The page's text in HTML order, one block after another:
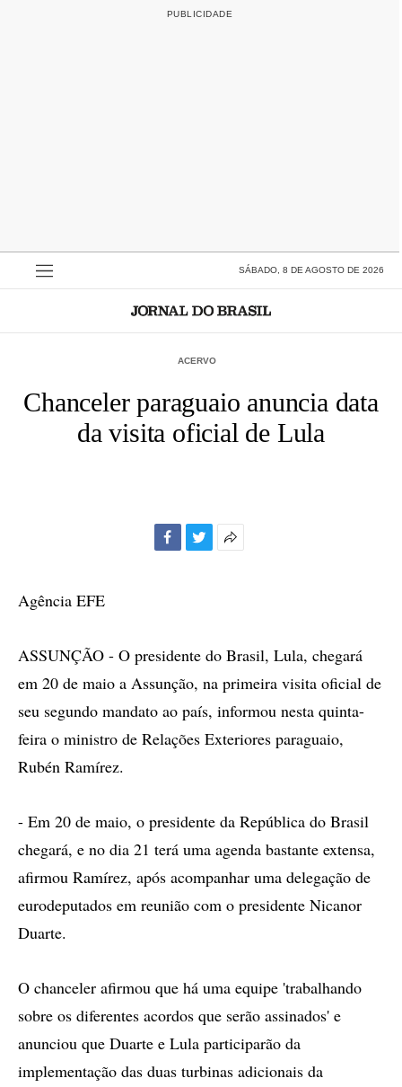
SÁBADO, 8 DE AGOSTO DE 2026
ACERVO
Chanceler paraguaio anuncia data
da visita oficial de Lula
Agência EFE
ASSUNÇÃO - O presidente do Brasil, Lula, chegará
em 20 de maio a Assunção, na primeira visita oficial de
seu segundo mandato ao país, informou nesta quinta-
feira o ministro de Relações Exteriores paraguaio,
Rubén Ramírez.
- Em 20 de maio, o presidente da República do Brasil
chegará, e no dia 21 terá uma agenda bastante extensa,
afirmou Ramírez, após acompanhar uma delegação de
eurodeputados em reunião com o presidente Nicanor
Duarte.
O chanceler afirmou que há uma equipe 'trabalhando
sobre os diferentes acordos que serão assinados' e
anunciou que Duarte e Lula participarão da
implementação das duas turbinas adicionais da